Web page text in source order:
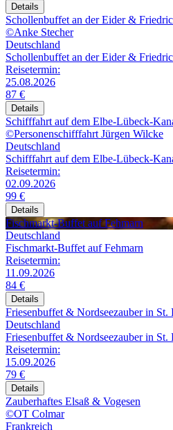
Details
Schollenbuffet an der Eider &
©Anke Stecher
Deutschland
Schollenbuffet an der Eider &
Reisetermin:
25.08.2026
87 €
Details
Schifffahrt auf dem Elbe-Lübeck-
©Personenschifffahrt Jürgen Wilcke
Deutschland
Schifffahrt auf dem Elbe-Lübeck-
Reisetermin:
02.09.2026
99 €
Details
Fischmarkt-Buffet auf Fehmarn
Deutschland
Fischmarkt-Buffet auf Fehmarn
Reisetermin:
11.09.2026
84 €
Details
Friesenbuffet & Nordseezauber in St.
Deutschland
Friesenbuffet & Nordseezauber in St.
Reisetermin:
15.09.2026
79 €
Details
Zauberhaftes Elsaß & Vogesen
©OT Colmar
Frankreich